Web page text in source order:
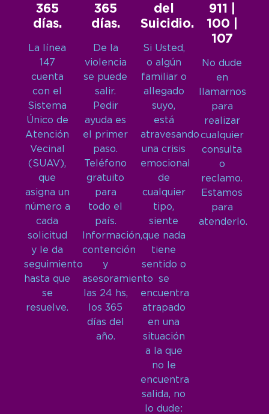
365
días.
La línea
147
cuenta
con el
Sistema
Único de
Atención
Vecinal
(SUAV),
que
asigna un
número a
cada
solicitud
y le da
seguimiento
hasta que
se
resuelve.
365
días.
De la
violencia
se puede
salir.
Pedir
ayuda es
el primer
paso.
Teléfono
gratuito
para
todo el
país.
Información,
contención
y
asesoramiento
las 24 hs,
los 365
días del
año.
del
Suicidio.
Si Usted,
o algún
familiar o
allegado
suyo,
está
atravesando
una crisis
emocional
de
cualquier
tipo,
siente
que nada
tiene
sentido o
se
encuentra
atrapado
en una
situación
a la que
no le
encuentra
salida, no
lo dude:
911 |
100 |
107
No dude
en
llamarnos
para
realizar
cualquier
consulta
o
reclamo.
Estamos
para
atenderlo.